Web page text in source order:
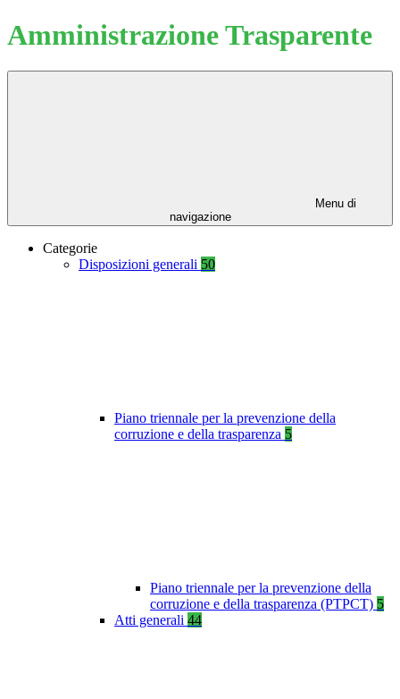
Amministrazione Trasparente
Menu di
navigazione
Categorie
Disposizioni generali 50
Piano triennale per la prevenzione della
corruzione e della trasparenza 5
Piano triennale per la prevenzione della
corruzione e della trasparenza (PTPCT) 5
Atti generali 44